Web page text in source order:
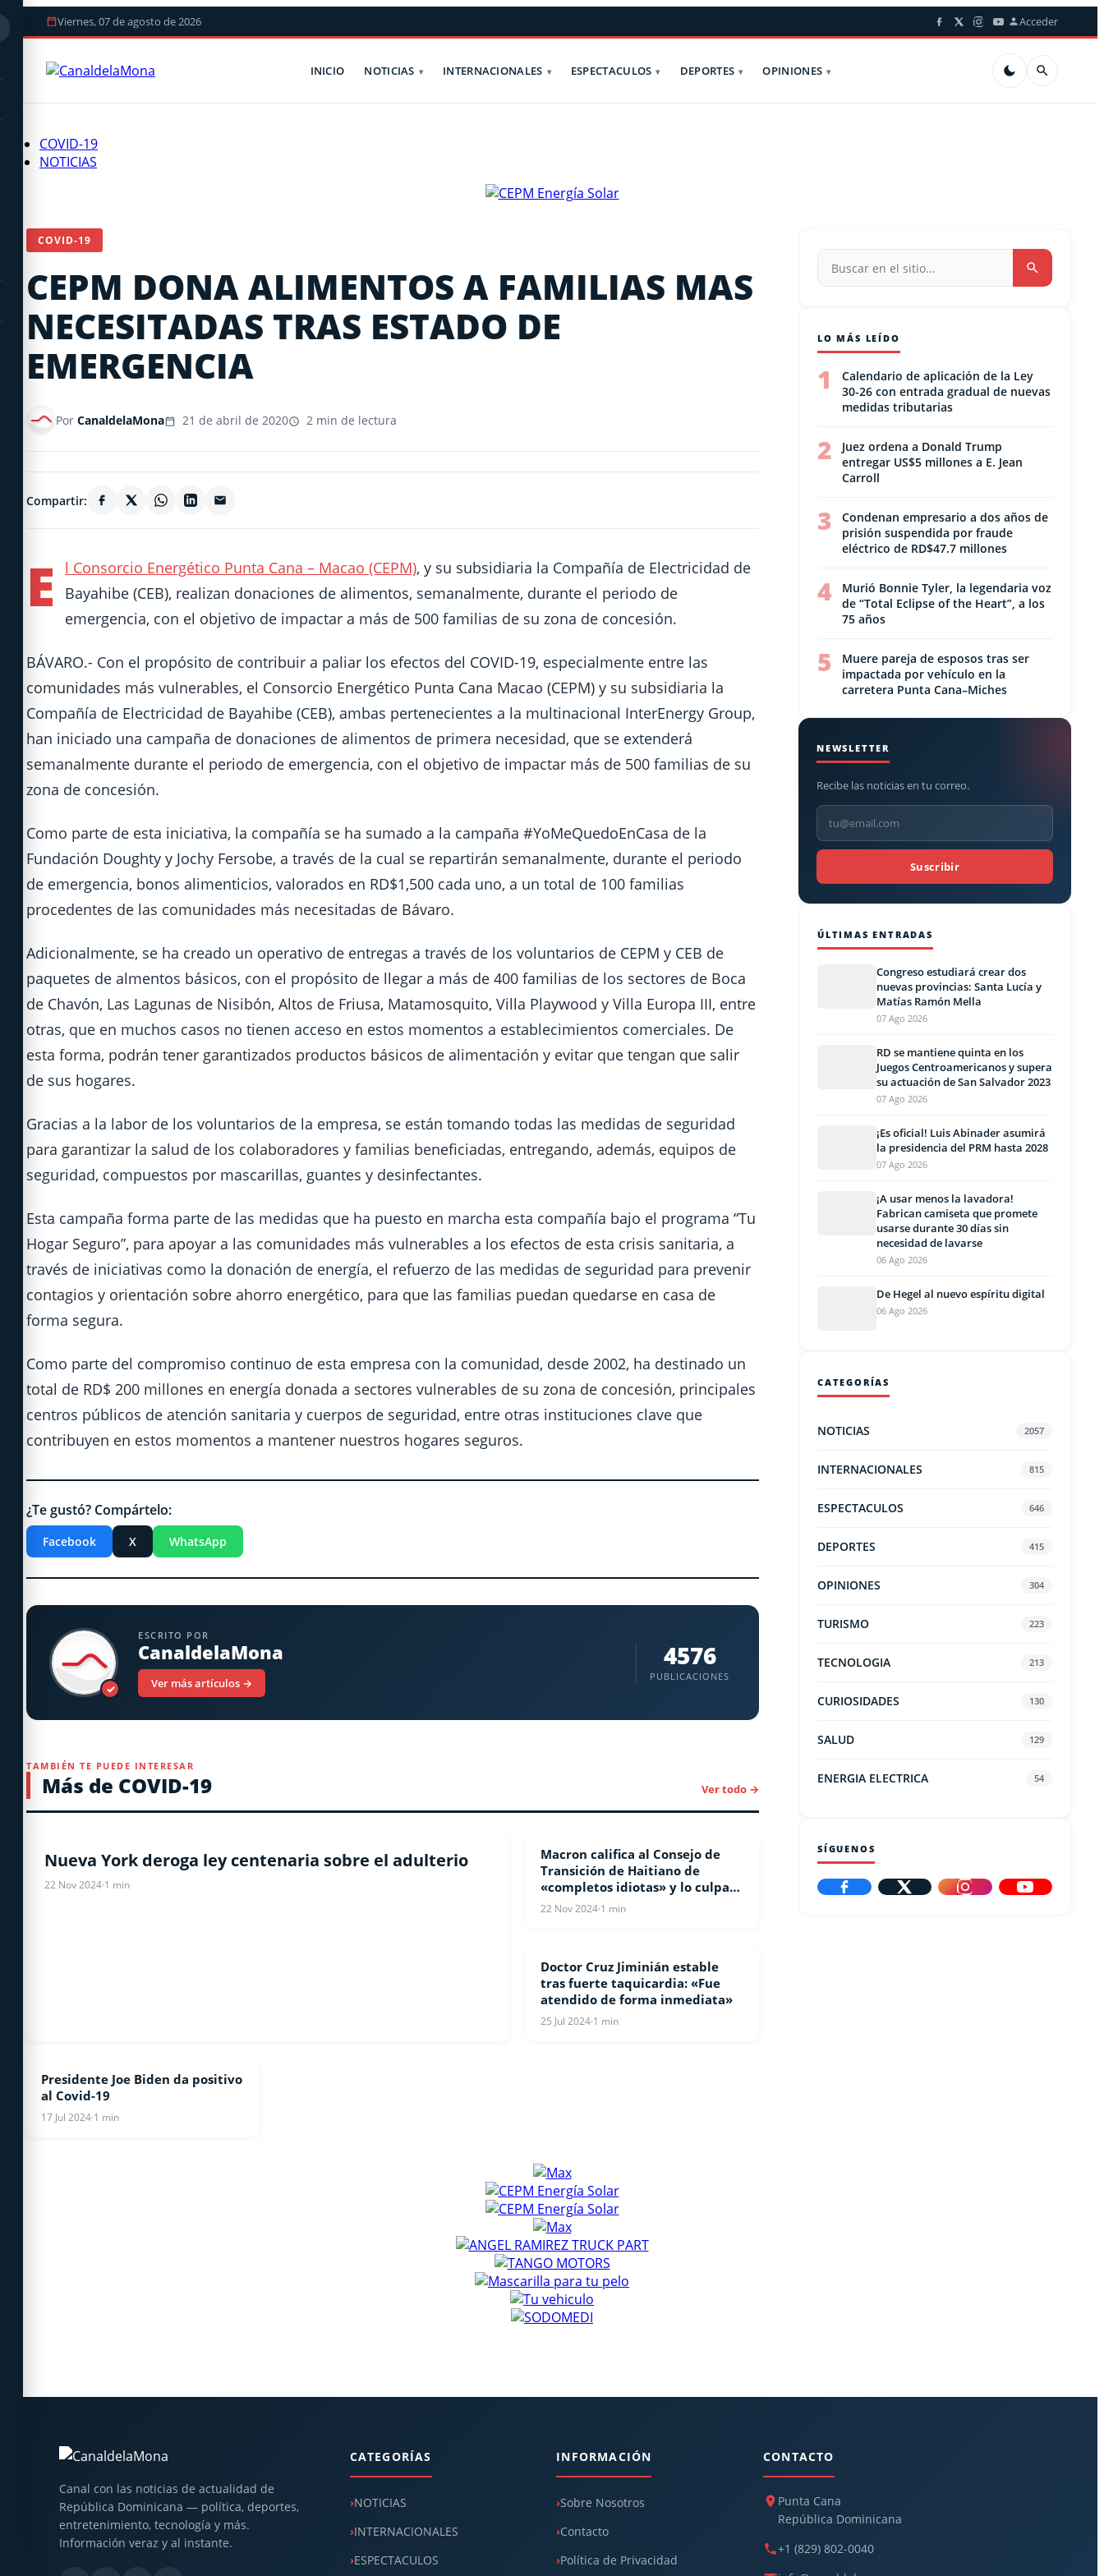
Viernes, 07 de agosto de 2026 Acceder
INICIO NOTICIAS INTERNACIONALES ESPECTACULOS DEPORTES OPINIONES
COVID-19
NOTICIAS
COVID-19
CEPM DONA ALIMENTOS A FAMILIAS MAS
NECESITADAS TRAS ESTADO DE
EMERGENCIA
Por CanaldelaMona 21 de abril de 2020 2 min de lectura
Compartir:
E l Consorcio Energético Punta Cana – Macao (CEPM), y su subsidiaria la Compañía de Electricidad de
Bayahibe (CEB), realizan donaciones de alimentos, semanalmente, durante el periodo de
emergencia, con el objetivo de impactar a más de 500 familias de su zona de concesión.
BÁVARO.- Con el propósito de contribuir a paliar los efectos del COVID-19, especialmente entre las
comunidades más vulnerables, el Consorcio Energético Punta Cana Macao (CEPM) y su subsidiaria la
Compañía de Electricidad de Bayahibe (CEB), ambas pertenecientes a la multinacional InterEnergy Group,
han iniciado una campaña de donaciones de alimentos de primera necesidad, que se extenderá
semanalmente durante el periodo de emergencia, con el objetivo de impactar más de 500 familias de su
zona de concesión.
Como parte de esta iniciativa, la compañía se ha sumado a la campaña #YoMeQuedoEnCasa de la
Fundación Doughty y Jochy Fersobe, a través de la cual se repartirán semanalmente, durante el periodo
de emergencia, bonos alimenticios, valorados en RD$1,500 cada uno, a un total de 100 familias
procedentes de las comunidades más necesitadas de Bávaro.
Adicionalmente, se ha creado un operativo de entregas a través de los voluntarios de CEPM y CEB de
paquetes de almentos básicos, con el propósito de llegar a más de 400 familias de los sectores de Boca
de Chavón, Las Lagunas de Nisibón, Altos de Friusa, Matamosquito, Villa Playwood y Villa Europa III, entre
otras, que en muchos casos no tienen acceso en estos momentos a establecimientos comerciales. De
esta forma, podrán tener garantizados productos básicos de alimentación y evitar que tengan que salir
de sus hogares.
Gracias a la labor de los voluntarios de la empresa, se están tomando todas las medidas de seguridad
para garantizar la salud de los colaboradores y familias beneficiadas, entregando, además, equipos de
seguridad, compuestos por mascarillas, guantes y desinfectantes.
Esta campaña forma parte de las medidas que ha puesto en marcha esta compañía bajo el programa “Tu
Hogar Seguro”, para apoyar a las comunidades más vulnerables a los efectos de esta crisis sanitaria, a
través de iniciativas como la donación de energía, el refuerzo de las medidas de seguridad para prevenir
contagios y orientación sobre ahorro energético, para que las familias puedan quedarse en casa de
forma segura.
Como parte del compromiso continuo de esta empresa con la comunidad, desde 2002, ha destinado un
total de RD$ 200 millones en energía donada a sectores vulnerables de su zona de concesión, principales
centros públicos de atención sanitaria y cuerpos de seguridad, entre otras instituciones clave que
contribuyen en estos momentos a mantener nuestros hogares seguros.
¿Te gustó? Compártelo:
Facebook X WhatsApp
✓
ESCRITO POR
CanaldelaMona
Ver más artículos →
4576
PUBLICACIONES
TAMBIÉN TE PUEDE INTERESAR
Más de COVID-19 Ver todo →
Nueva York deroga ley centenaria sobre el adulterio
22 Nov 2024·1 min
COVID-19
Macron califica al Consejo de
Transición de Haitiano de
«completos idiotas» y lo culpa
de «destruir Haití»
22 Nov 2024·1 min
COVID-19
Doctor Cruz Jiminián estable
tras fuerte taquicardia: «Fue
atendido de forma inmediata»
25 Jul 2024·1 min
COVID-19
Presidente Joe Biden da positivo
al Covid-19
17 Jul 2024·1 min
LO MÁS LEÍDO
1
Calendario de aplicación de la Ley
30-26 con entrada gradual de nuevas
medidas tributarias
2
Juez ordena a Donald Trump
entregar US$5 millones a E. Jean
Carroll
3
Condenan empresario a dos años de
prisión suspendida por fraude
eléctrico de RD$47.7 millones
4
Murió Bonnie Tyler, la legendaria voz
de “Total Eclipse of the Heart”, a los
75 años
5
Muere pareja de esposos tras ser
impactada por vehículo en la
carretera Punta Cana–Miches
NEWSLETTER
Recibe las noticias en tu correo.
Suscribir
ÚLTIMAS ENTRADAS
Congreso estudiará crear dos
nuevas provincias: Santa Lucía y
Matías Ramón Mella
07 Ago 2026
RD se mantiene quinta en los
Juegos Centroamericanos y supera
su actuación de San Salvador 2023
07 Ago 2026
¡Es oficial! Luis Abinader asumirá
la presidencia del PRM hasta 2028
07 Ago 2026
¡A usar menos la lavadora!
Fabrican camiseta que promete
usarse durante 30 días sin
necesidad de lavarse
06 Ago 2026
De Hegel al nuevo espíritu digital
06 Ago 2026
CATEGORÍAS
NOTICIAS 2057
INTERNACIONALES 815
ESPECTACULOS 646
DEPORTES 415
OPINIONES 304
TURISMO 223
TECNOLOGIA 213
CURIOSIDADES 130
SALUD 129
ENERGIA ELECTRICA 54
SÍGUENOS
Canal con las noticias de actualidad de
República Dominicana — política, deportes,
entretenimiento, tecnología y más.
Información veraz y al instante.
CATEGORÍAS
NOTICIAS
INTERNACIONALES
ESPECTACULOS
INFORMACIÓN
Sobre Nosotros
Contacto
Política de Privacidad
CONTACTO
Punta Cana
República Dominicana
+1 (829) 802-0040